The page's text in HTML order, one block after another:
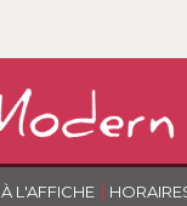
À L'AFFICHE |